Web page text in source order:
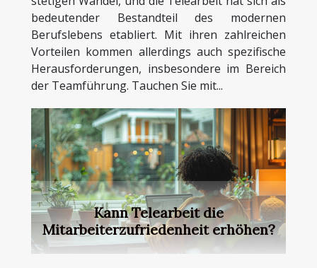
bedeutender Bestandteil des modernen
Berufslebens etabliert. Mit ihren zahlreichen
Vorteilen kommen allerdings auch spezifische
Herausforderungen, insbesondere im Bereich
der Teamführung. Tauchen Sie mit...
Kann Telearbeit die
Mitarbeiterzufriedenheit erhöhen?